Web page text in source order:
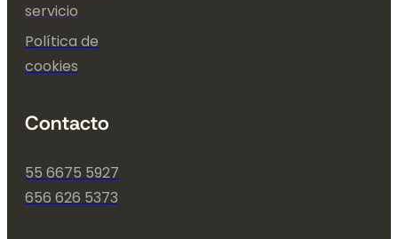
servicio
Política de
cookies
Contacto
55 6675 5927
656 626 5373